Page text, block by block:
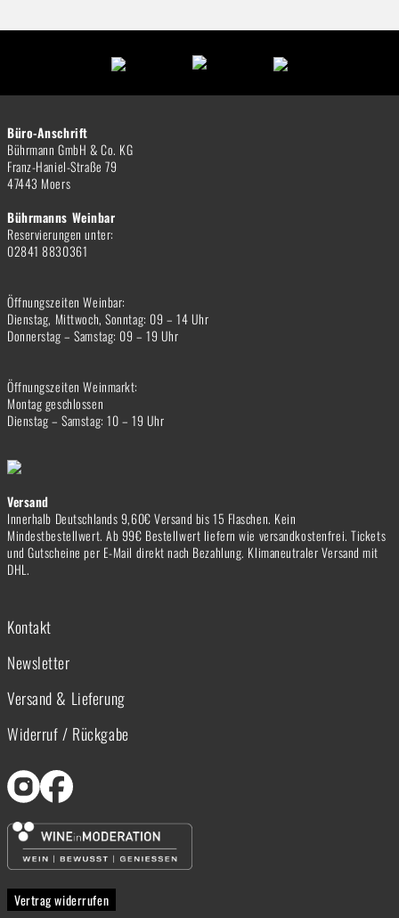
Büro-Anschrift
Bührmann GmbH & Co. KG
Franz-Haniel-Straße 79
47443 Moers
Bührmanns Weinbar
Reservierungen unter:
02841 8830361
Öffnungszeiten Weinbar:
Dienstag, Mittwoch, Sonntag: 09 – 14 Uhr
Donnerstag – Samstag: 09 – 19 Uhr
Öffnungszeiten Weinmarkt:
Montag geschlossen
Dienstag – Samstag: 10 – 19 Uhr
Versand
Innerhalb Deutschlands 9,60€ Versand bis 15 Flaschen. Kein
Mindestbestellwert. Ab 99€ Bestellwert liefern wie versandkostenfrei. Tickets
und Gutscheine per E-Mail direkt nach Bezahlung. Klimaneutraler Versand mit
DHL.
Kontakt
Newsletter
Versand & Lieferung
Widerruf / Rückgabe
Vertrag widerrufen